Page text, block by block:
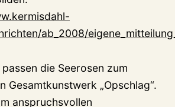
ab_2008/
die Seerosen zum
Gesamtkunstwerk „Opschlag“.
anspruchsvollen